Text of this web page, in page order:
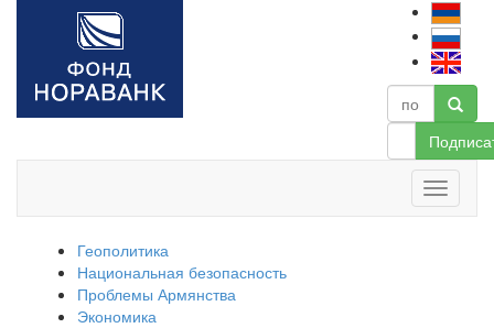
Геополитика
Национальная безопасность
Проблемы Армянства
Экономика